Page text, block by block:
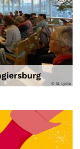
© St. Lydia